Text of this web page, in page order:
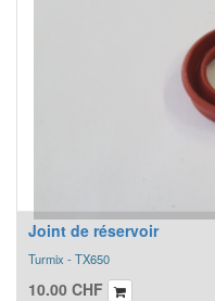
Joint de réservoir
Turmix - TX650
10.00 CHF